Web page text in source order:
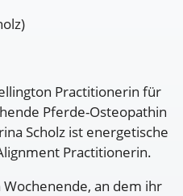
Practitionerin für
Pferde-Osteopathin
Scholz ist energetische
Practitionerin.
an dem ihr